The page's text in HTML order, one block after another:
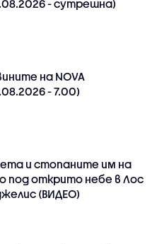
- сутрешна)
на NOVA
- 7.00)
и стопаните им на
под открито небе в Лос
(ВИДЕО)